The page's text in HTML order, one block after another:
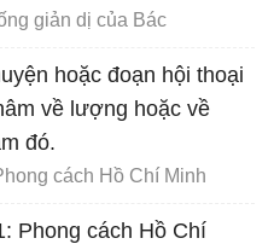
giản dị của Bác
hoặc đoạn hội thoại
về lượng hoặc về
đó.
cách Hồ Chí Minh
Phong cách Hồ Chí